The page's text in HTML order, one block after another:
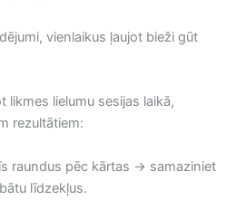
vienlaikus ļaujot bieži gūt
likmes lielumu sesijas laikā,
rezultātiem:
raundus pēc kārtas → samaziniet
līdzekļus.